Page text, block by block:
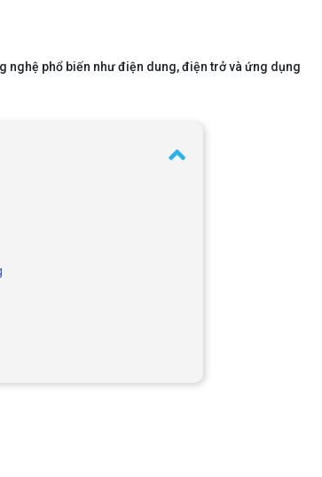
nghệ phổ biến như điện dung, điện trở và ứng dụng